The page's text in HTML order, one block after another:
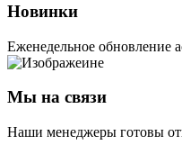
Новинки
Еженедельное обновление
Мы на связи
Наши менеджеры готовы